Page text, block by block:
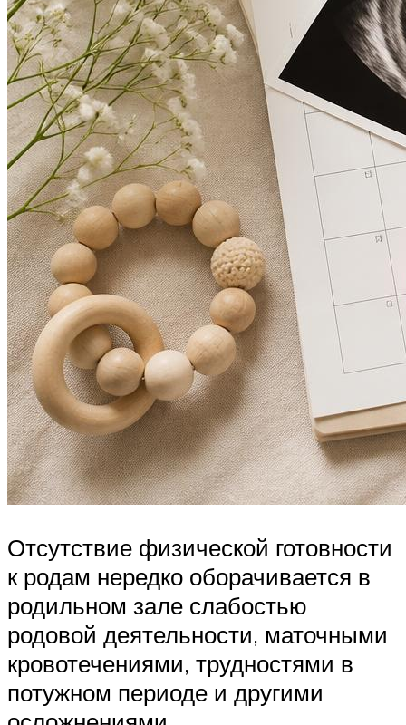
Отсутствие физической готовности
к родам нередко оборачивается в
родильном зале слабостью
родовой деятельности, маточными
кровотечениями, трудностями в
потужном периоде и другими